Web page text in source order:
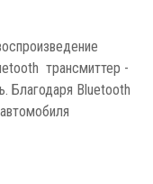
трансмиттер -
Благодаря Bluetooth